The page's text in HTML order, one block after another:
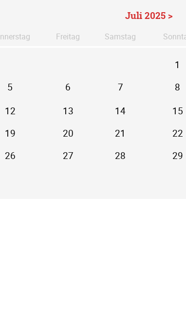
Juli 2025 >
nnerstag Freitag Samstag So
1
5 6 7
8
12 13 14
15
19 20 21
22
26 27 28
29